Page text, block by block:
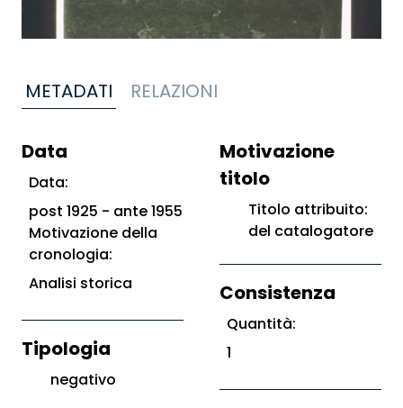
METADATI RELAZIONI
Data
Data:
post 1925 - ante 1955
Motivazione della
cronologia:
Analisi storica
Tipologia
negativo
Motivazione
titolo
Titolo attribuito:
del catalogatore
Consistenza
Quantità:
1